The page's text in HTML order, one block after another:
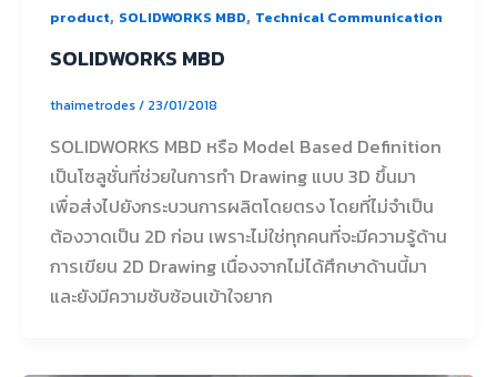
product, SOLIDWORKS MBD, Technical Communication
SOLIDWORKS MBD
thaimetrodes/ 23/01/2018
SOLIDWORKS MBD หรือ Model Based Definition
เป็นโซลูชั่นที่ช่วยในการทำ Drawing แบบ 3D ขึ้นมา
เพื่อส่งไปยังกระบวนการผลิตโดยตรง โดยที่ไม่จำเป็น
ต้องวาดเป็น 2D ก่อน เพราะไม่ใช่ทุกคนที่จะมีความรู้ด้าน
การเขียน 2D Drawing เนื่องจากไม่ได้ศึกษาด้านนี้มา
และยังมีความซับซ้อนเข้าใจยาก